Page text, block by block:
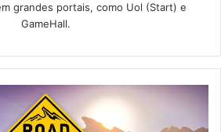
grandes portais, como Uol (Start) e
GameHall.